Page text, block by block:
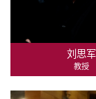
刘思军
教授